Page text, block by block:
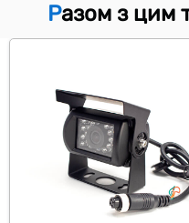
Разом з цим